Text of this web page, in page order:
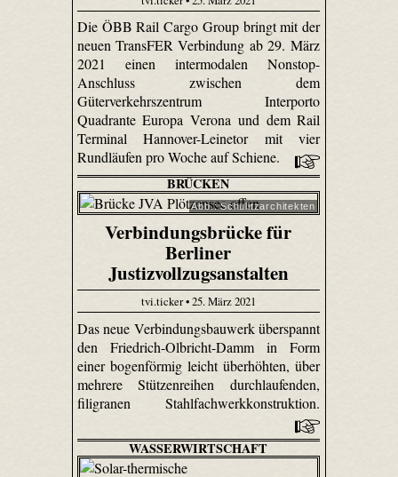
Die ÖBB Rail Cargo Group bringt mit der
neuen TransFER Verbindung ab 29. März
2021 einen intermodalen Nonstop-
Anschluss zwischen dem
Güterverkehrszentrum Interporto
Quadrante Europa Verona und dem Rail
Terminal Hannover-Leinetor mit vier
Rundläufen pro Woche auf Schiene.
BRÜCKEN
Abb.: Schulitzarchitekten
Verbindungsbrücke für
Berliner
Justizvollzugsanstalten
tvi.ticker • 25. März 2021
Das neue Verbindungsbauwerk überspannt
den Friedrich-Olbricht-Damm in Form
einer bogenförmig leicht überhöhten, über
mehrere Stützenreihen durchlaufenden,
filigranen Stahlfachwerkkonstruktion.
WASSERWIRTSCHAFT